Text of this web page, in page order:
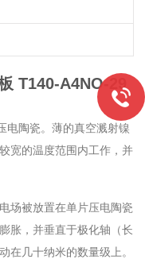
T140-A4NO-29
电陶瓷。薄的真空溅射镍
宽的温度范围内工作，并
场被放置在单片压电陶瓷
胀，并垂直于极化轴（长
在几十纳米的数量级上。